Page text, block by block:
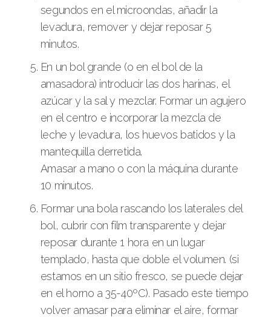
segundos en el microondas, añadir la
levadura, remover y dejar reposar 5
minutos.
En un bol grande (o en el bol de la
amasadora) introducir las dos harinas, el
azúcar y la sal y mezclar. Formar un agujero
en el centro e incorporar la mezcla de
leche y levadura, los huevos batidos y la
mantequilla derretida.
Amasar a mano o con la máquina durante
10 minutos.
Formar una bola rascando los laterales del
bol, cubrir con film transparente y dejar
reposar durante 1 hora en un lugar
templado, hasta que doble el volumen. (si
estamos en un sitio fresco, se puede dejar
en el horno a 35-40ºC). Pasado este tiempo
volver amasar para eliminar el aire, formar